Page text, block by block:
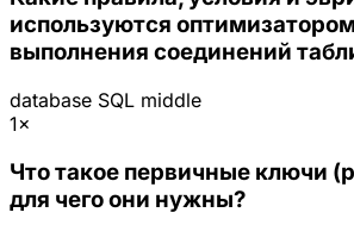
используются
выполнения соединений
database SQL middle
1×
Что такое первичные ключи
для чего они нужны?